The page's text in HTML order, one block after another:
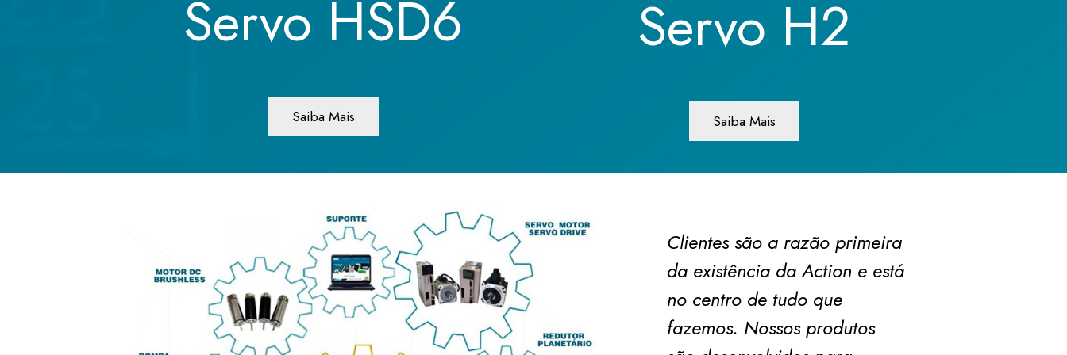
Servo HSD6
Saiba Mais
Servo H2
Saiba Mais
Clientes são a razão primeira
da existência da Action e está
no centro de tudo que
fazemos. Nossos produtos